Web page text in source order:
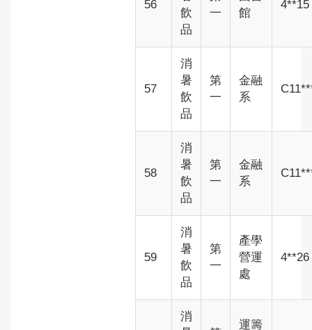
56
飲
品
一
館
4**15
57
消
暑
飲
品
第
一
金融
系
58
消
暑
飲
品
第
一
金融
系
59
消
暑
飲
品
第
一
產學
營運
處
4**26
消
運籌